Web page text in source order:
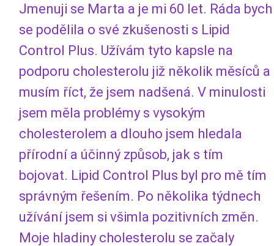
Jmenuji se Marta a je mi 60 let. Ráda bych
se podělila o své zkušenosti s Lipid
Control Plus. Užívám tyto kapsle na
podporu cholesterolu již několik měsíců a
musím říct, že jsem nadšená. V minulosti
jsem měla problémy s vysokým
cholesterolem a dlouho jsem hledala
přírodní a účinný způsob, jak s tím
bojovat. Lipid Control Plus byl pro mě tím
správným řešením. Po několika týdnech
užívání jsem si všimla pozitivních změn.
Moje hladiny cholesterolu se začaly